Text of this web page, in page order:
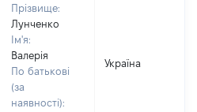
Прізвище:
Лунченко
Ім'я:
Валерія
По батькові
(за
наявності):
Україна